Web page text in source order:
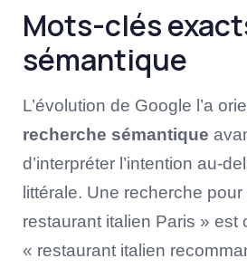
Mots-clés
sémantique
L’évolution de Google l’a
recherche sémantique
d’interpréter l’intention au-
littérale. Une recherche
restaurant italien Paris » est
« restaurant italien